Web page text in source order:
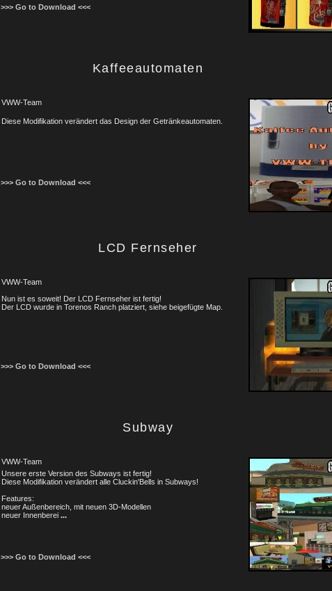
>>> Go to Download <<<
Kaffeeautomaten
VWW-Team
Diese Modifikation verändert das Design der Getränkeautomaten.
>>> Go to Download <<<
LCD Fernseher
VWW-Team
Nun ist es soweit! Der LCD Fernseher ist fertig!
Der LCD wurde in Torenos Ranch platziert, siehe beigefügte Map.
>>> Go to Download <<<
Subway
VWW-Team
Unsere erste Version des Subways ist fertig!
Diese Modifikation verändert alle Cluckin'Bells in Subways!
Features:
neuer Außenbereich, mit neuen 3D-Modellen
neuer Innenberei ...
>>> Go to Download <<<